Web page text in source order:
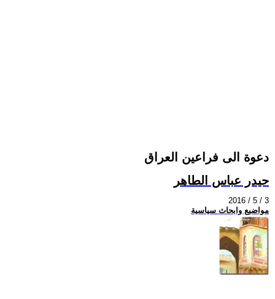
دعوة الى فراعين العراق
حيدر عباس الطاهر
2016 / 5 / 3
مواضيع وابحاث سياسية